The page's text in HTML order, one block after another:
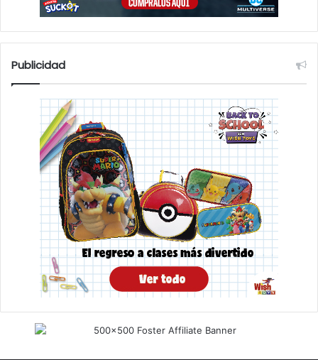
Publicidad